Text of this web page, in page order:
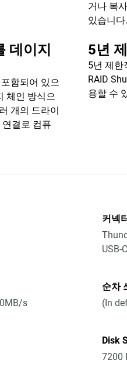
거나 복
있습니다.
데이지
함되어 있으
체인 방식으
개의 드라이
결로 컴퓨
5년
5년 제한
RAID
용할 수
커넥
USB-C
s
순차
(In
Disk
7200